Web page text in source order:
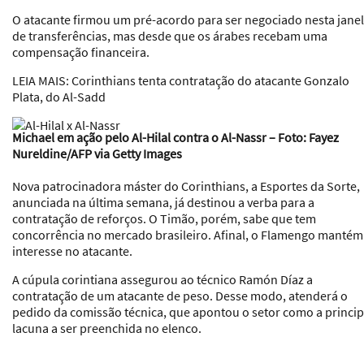
O atacante firmou um pré-acordo para ser negociado nesta
de transferências, mas desde que os árabes recebam uma
compensação financeira.
LEIA MAIS: Corinthians tenta contratação do atacante Gonzalo
Plata, do Al-Sadd
Michael em ação pelo Al-Hilal contra o Al-Nassr – Foto: Fayez
Nureldine/AFP via Getty Images
Nova patrocinadora máster do Corinthians, a Esportes da Sorte,
anunciada na última semana, já destinou a verba para a
contratação de reforços. O Timão, porém, sabe que tem
concorrência no mercado brasileiro. Afinal, o Flamengo
interesse no atacante.
A cúpula corintiana assegurou ao técnico Ramón Díaz a
contratação de um atacante de peso. Desse modo, atenderá o
pedido da comissão técnica, que apontou o setor como a
lacuna a ser preenchida no elenco.